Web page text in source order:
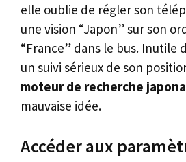
elle oublie de régler son
une vision “Japon” sur son
“France” dans le bus. Inutile
un suivi sérieux de son
moteur de recherche
mauvaise idée.
Accéder aux